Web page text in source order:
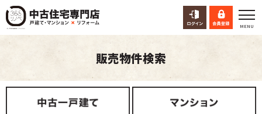
販売物件検索